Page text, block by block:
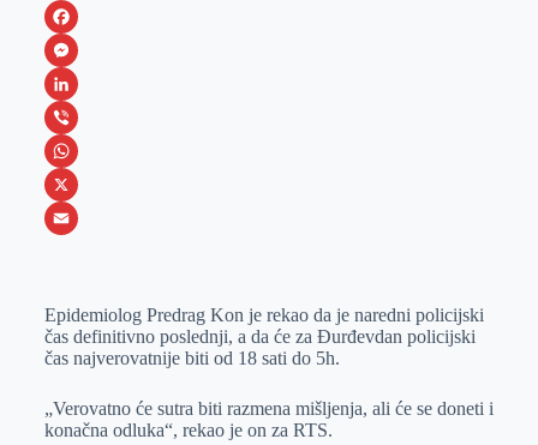
F
a
c
e
b
o
M
e
s
s
e
e
r
L
i
n
k
I
n
V
i
b
W
h
s
A
p
X
a
i
Epidemiolog Predrag Kon je rekao da je naredni policijski
čas definitivno poslednji, a da će za Đurđevdan policijski
čas najverovatnije biti od 18 sati do 5h.
„Verovatno će sutra biti razmena mišljenja, ali će se doneti i
konačna odluka“, rekao je on za RTS.